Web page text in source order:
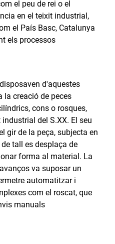
el peu de rei o el
en el teixit industrial,
el País Basc, Catalunya
els processos
d'aquestes
la creació de peces
cons o rosques,
del S.XX. El seu
gir de la peça, subjecta en
tall es desplaça de
forma al material. La
va suposar un
automatitzar i
com el roscat, que
manuals